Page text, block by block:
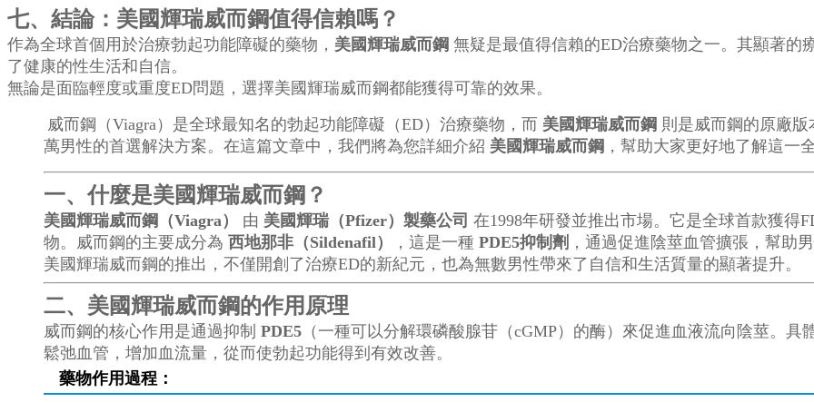
七、結論：美國輝瑞威而鋼值得信賴嗎？
作為全球首個用於治療勃起功能障礙的藥物， 美國輝瑞威而鋼 無疑是最值得信賴的ED治療藥物之一。其顯著的
了健康的性生活和自信。
無論是面臨輕度或重度ED問題，選擇美國輝瑞威而鋼都能獲得可靠的效果。
威而鋼（Viagra）是全球最知名的勃起功能障礙（ED）治療藥物，而 美國輝瑞威而鋼 則是威而鋼的原廠
萬男性的首選解決方案。在這篇文章中，我們將為您詳細介紹 美國輝瑞威而鋼 ，幫助大家更好地了解這一
一、什麼是美國輝瑞威而鋼？
美國輝瑞威而鋼（Viagra） 由 美國輝瑞（Pfizer）製藥公司 在1998年研發並推出市場。它是全球首款獲得
物。威而鋼的主要成分為 西地那非（Sildenafil） ，這是一種 PDE5抑制劑 ，通過促進陰莖血管擴張，幫助
美國輝瑞威而鋼的推出，不僅開創了治療ED的新紀元，也為無數男性帶來了自信和生活質量的顯著提升。
二、美國輝瑞威而鋼的作用原理
威而鋼的核心作用是通過抑制 PDE5 （一種可以分解環磷酸腺苷（cGMP）的酶）來促進血液流向陰莖。具
鬆弛血管，增加血流量，從而使勃起功能得到有效改善。
藥物作用過程：